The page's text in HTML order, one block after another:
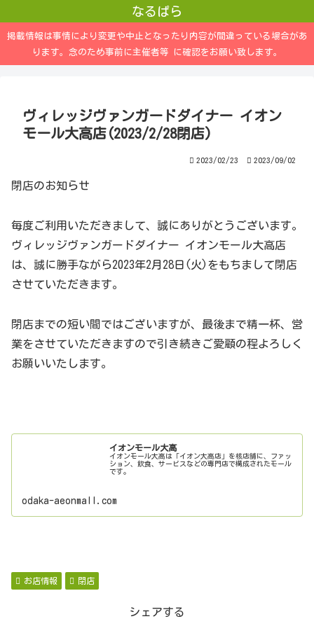
なるぱら
掲載情報は事情により変更や中止となったり内容が間違っている場合があ
ります。念のため事前に主催者等 に確認をお願い致します。
ヴィレッジヴァンガードダイナー イオン
モール大高店(2023/2/28閉店)
2023/02/23 2023/09/02
閉店のお知らせ
毎度ご利用いただきまして、誠にありがとうございます。
ヴィレッジヴァンガードダイナー イオンモール大高店
は、誠に勝手ながら2023年2月28日(火)をもちまして閉店
させていただきます。
閉店までの短い間ではございますが、最後まで精一杯、営
業をさせていただきますので引き続きご愛顧の程よろしく
お願いいたします。
イオンモール大高
イオンモール大高は「イオン大高店」を核店舗に、ファッ
ション、飲食、サービスなどの専門店で構成されたモール
です。
odaka-aeonmall.com
お店情報 閉店
シェアする